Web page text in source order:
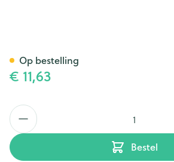
€ 11,63
Aantal
Bestel
Op bestelling